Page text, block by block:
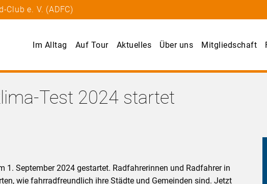
Club e. V. (ADFC)
Im Alltag Auf Tour Aktuelles Über uns Mitgliedschaft
Test 2024 startet
1. September 2024 gestartet. Radfahrerinnen und Radfahrer in
wie fahrradfreundlich ihre Städte und Gemeinden sind. Jetzt